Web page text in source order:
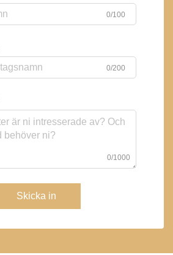
0/100
0/200
0/1000
Skicka in